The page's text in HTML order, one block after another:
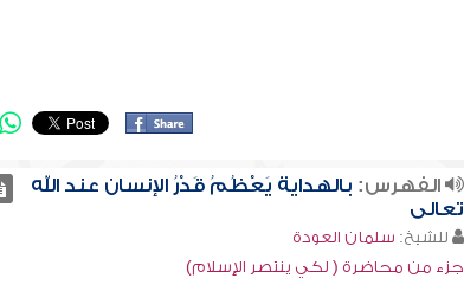
الفهرس: بالهداية يَعْظُمُ قَدْرُ الإنسان عند الله
تعالى
للشيخ: سلمان العودة
جزء من محاضرة ( لكي ينتصر الإسلام)